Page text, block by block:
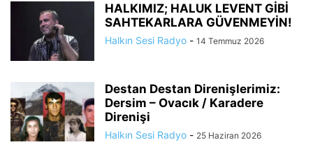
HALKIMIZ; HALUK LEVENT GİBİ
SAHTEKARLARA GÜVENMEYİN!
Halkın Sesi Radyo - 14 Temmuz 2026
Destan Destan Direnişlerimiz:
Dersim – Ovacık / Karadere
Direnişi
Halkın Sesi Radyo - 25 Haziran 2026